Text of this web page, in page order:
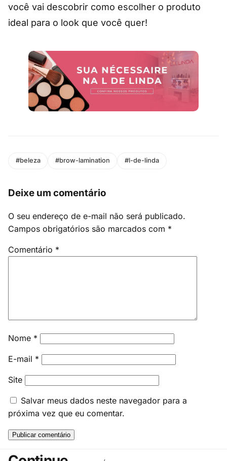
você vai descobrir como escolher o produto
ideal para o look que você quer!
#beleza #brow-lamination #l-de-linda
Deixe um comentário
O seu endereço de e-mail não será publicado.
Campos obrigatórios são marcados com *
Comentário *
Nome *
E-mail *
Site
Salvar meus dados neste navegador para a
próxima vez que eu comentar.